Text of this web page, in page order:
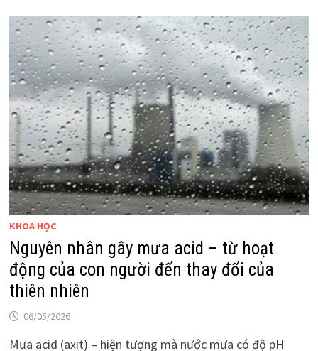
KHOA HỌC
Nguyên nhân gây mưa acid – từ hoạt
động của con người đến thay đổi của
thiên nhiên
06/05/2026
Mưa acid (axit) – hiện tượng mà nước mưa có độ pH